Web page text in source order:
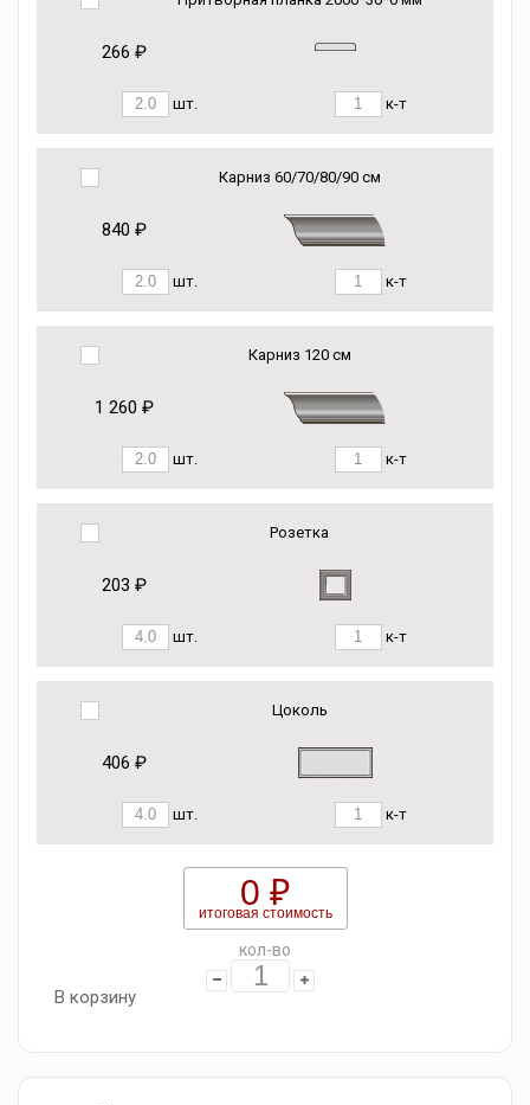
266 ₽
шт. к-т
Карниз 60/70/80/90 см
840 ₽
шт. к-т
Карниз 120 см
1 260 ₽
шт. к-т
Розетка
203 ₽
шт. к-т
Цоколь
406 ₽
шт. к-т
0 ₽
итоговая стоимость
кол-во
В корзину